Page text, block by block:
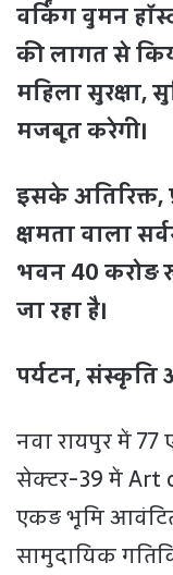
वर्किंग वुमन
की लागत से
महिला सुरक्षा,
मजबूत करेगी।
इसके अतिरिक्त,
क्षमता वाला
भवन 40 करोड़
जा रहा है।
पर्यटन,
नवा रायपुर में 77
सेक्टर-39 में Art
एकड़ भूमि
सामुदायिक